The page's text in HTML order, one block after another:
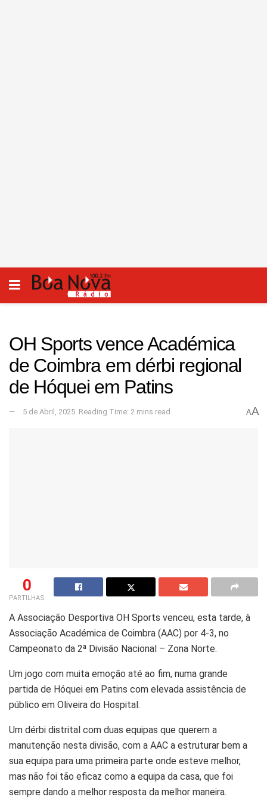
OH Sports vence Académica
de Coimbra em dérbi regional
de Hóquei em Patins
5 de Abril, 2025 Reading Time: 2 mins read AA
0
PARTILHAS
A Associação Desportiva OH Sports venceu, esta tarde, à
Associação Académica de Coimbra (AAC) por 4-3, no
Campeonato da 2ª Divisão Nacional – Zona Norte.
Um jogo com muita emoção até ao fim, numa grande
partida de Hóquei em Patins com elevada assistência de
público em Oliveira do Hospital.
Um dérbi distrital com duas equipas que querem a
manutenção nesta divisão, com a AAC a estruturar bem a
sua equipa para uma primeira parte onde esteve melhor,
mas não foi tão eficaz como a equipa da casa, que foi
sempre dando a melhor resposta da melhor maneira.